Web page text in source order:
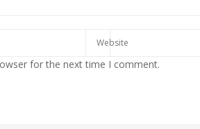
for the next time I comment.